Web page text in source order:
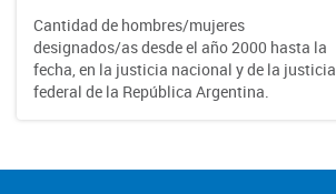
Cantidad de hombres/mujeres
designados/as desde el año 2000 hasta la
fecha, en la justicia nacional y de la justicia
federal de la República Argentina.